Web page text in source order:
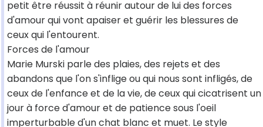
petit être réussit à réunir autour de lui des forces
d'amour qui vont apaiser et guérir les blessures de
ceux qui l'entourent.
Forces de l'amour
Marie Murski parle des plaies, des rejets et des
abandons que l'on s'inflige ou qui nous sont infligés, de
ceux de l'enfance et de la vie, de ceux qui cicatrisent un
jour à force d'amour et de patience sous l'oeil
imperturbable d'un chat blanc et muet. Le style